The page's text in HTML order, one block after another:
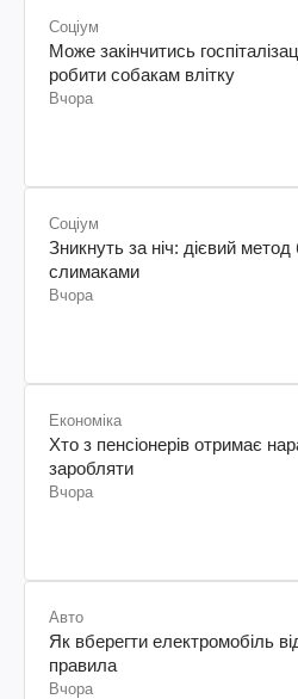
Соціум
Може закінчитись
робити собакам влітку
Вчора
Соціум
Зникнуть за ніч: дієвий
слимаками
Вчора
Економіка
Хто з пенсіонерів отримає
заробляти
Вчора
Авто
Як вберегти електромобіль
правила
Вчора